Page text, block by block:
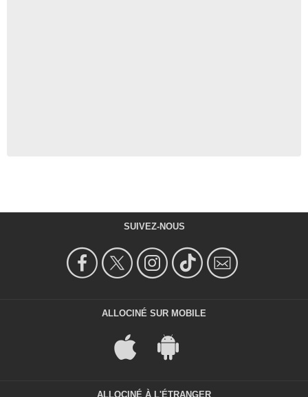
SUIVEZ-NOUS
ALLOCINÉ SUR MOBILE
ALLOCINÉ À L'ÉTRANGER